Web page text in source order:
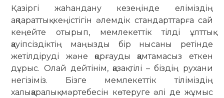
Қазіргі жаһандану кезеңінде еліміздің
ақпараттық кеңістігін әлемдік стандарттарға сай
кеңейте отырып, мемлекеттік тілді ұлттық
қауіпсіздіктің маңызды бір нысаны ретінде
жетілдіруді және қорғауды қамтамасыз еткен
дұрыс. Олай дейтінім, қазақ тілі – біздің рухани
негізіміз. Бізге мемлекеттік тіліміздің
халықаралық мәртебесін көтеруге әлі де жұмыс